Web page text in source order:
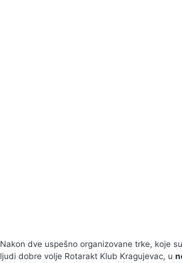
Nakon dve uspešno organizovane trke, koje
ljudi dobre volje Rotarakt Klub Kragujevac, u